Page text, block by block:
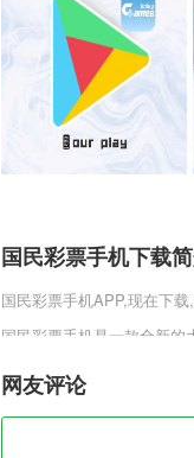
国民彩票手机下载
国民彩票手机APP,现在下
国民彩票手机是一款全新的
让自己变得更强，更多新的
国民彩票手机软件
网友评论